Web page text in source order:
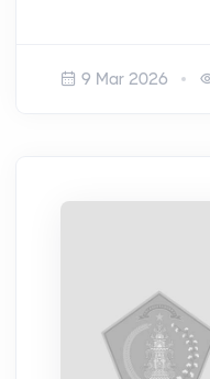
9 Mar 2026